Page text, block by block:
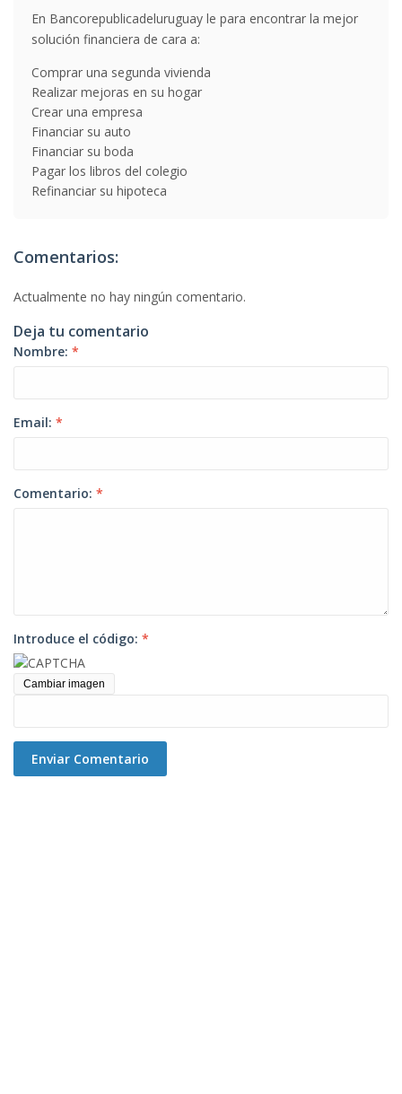
En Bancorepublicadeluruguay le para encontrar la mejor
solución financiera de cara a:
Comprar una segunda vivienda
Realizar mejoras en su hogar
Crear una empresa
Financiar su auto
Financiar su boda
Pagar los libros del colegio
Refinanciar su hipoteca
Comentarios:
Actualmente no hay ningún comentario.
Deja tu comentario
Nombre: *
Email: *
Comentario: *
Introduce el código: *
Cambiar imagen
Enviar Comentario